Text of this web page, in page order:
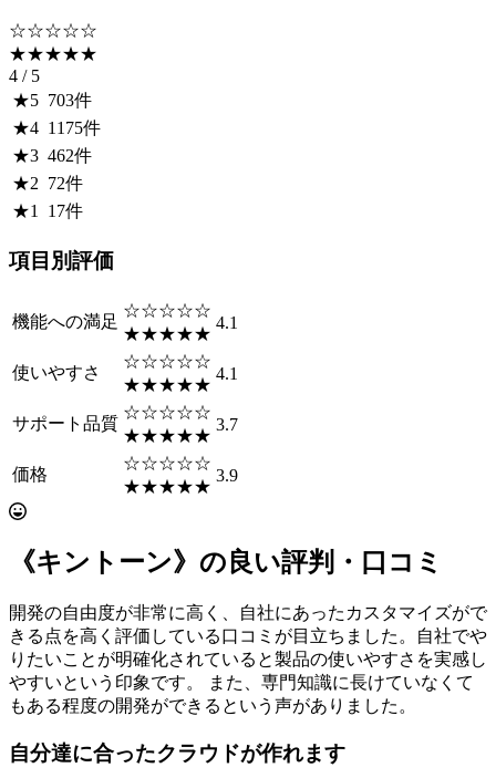
☆☆☆☆☆
★★★★★
4 / 5
★5 703件
★4 1175件
★3 462件
★2 72件
★1 17件
項目別評価
機能への満足
☆☆☆☆☆
★★★★★
4.1
使いやすさ
☆☆☆☆☆
★★★★★
4.1
サポート品質
☆☆☆☆☆
★★★★★
3.7
価格
☆☆☆☆☆
★★★★★
3.9
《キントーン》の良い評判・口コミ
開発の自由度が非常に高く、自社にあったカスタマイズがで
きる点を高く評価している口コミが目立ちました。自社でや
りたいことが明確化されていると製品の使いやすさを実感し
やすいという印象です。 また、専門知識に長けていなくて
もある程度の開発ができるという声がありました。
自分達に合ったクラウドが作れます